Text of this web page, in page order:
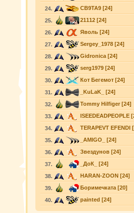
24. CB9TA9 [24]
25. 21112 [24]
26. Яволь [24]
27. Sergey_1978 [24]
28. Gidronica [24]
29. serg1979 [24]
30. Кот Бегемот [24]
31. _KuLaK_ [24]
32. Tommy Hilfiger [24]
33. ISEEDEADPEOPLE
34. TERAPEVT EFENDI
35. _AMIGO_ [24]
36. Звездунов [24]
37. _ДоК_ [24]
38. HARAN-ZOON [24]
39. Боримечката [20]
40. painted [24]